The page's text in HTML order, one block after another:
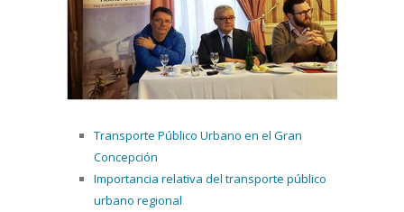
Transporte Público Urbano en el Gran
Concepción
Importancia relativa del transporte público
urbano regional